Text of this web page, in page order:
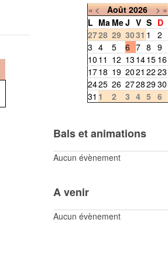
«< Août 2026 >»
L Ma MeJ V S D
2728 29 3031 1
2
3 4 5 6 7 8 9
10 11 12 13 1415 16
1718 19 2021 22 23
2425 26 27282930
31 1 2 3 4 5 6
Bals et animations
Aucun évènement
A venir
Aucun évènement